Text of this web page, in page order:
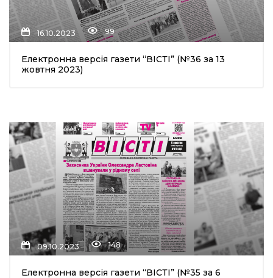
16.10.2023 99
Електронна версія газети “ВІСТІ” (№36 за 13
жовтня 2023)
09.10.2023 148
Електронна версія газети “ВІСТІ” (№35 за 6